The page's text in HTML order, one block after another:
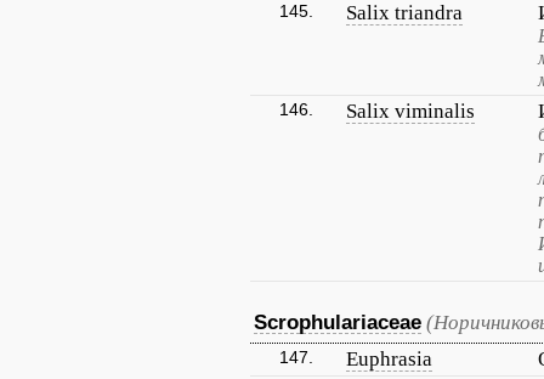
145. Salix triandra
146. Salix viminalis
Scrophulariaceae
147. Euphrasia